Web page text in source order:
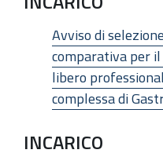
Avviso di
comparativa per
libero
complessa di
INCARICO